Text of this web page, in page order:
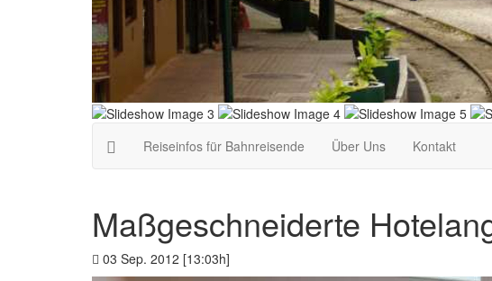
Reiseinfos für Bahnreisende Über Uns Kontakt
Maßgeschneiderte
03 Sep. 2012 [13:03h]